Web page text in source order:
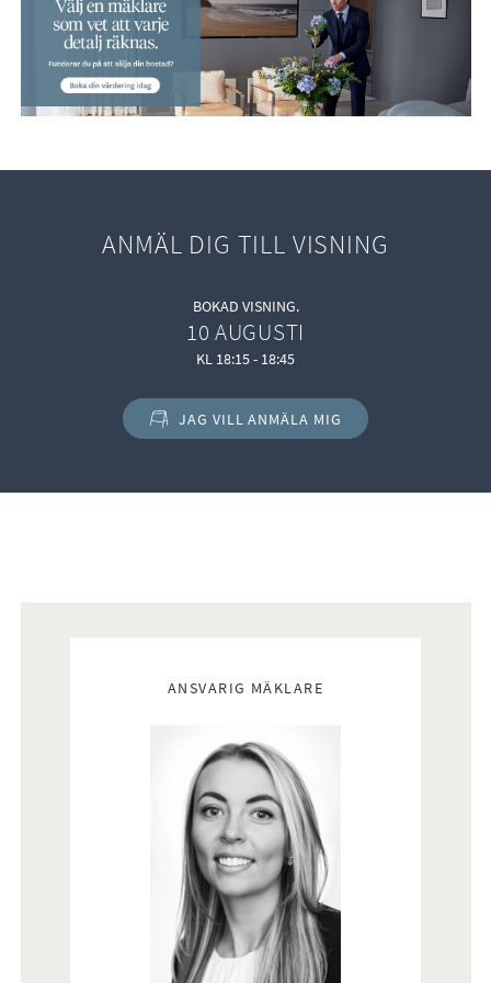
ANMÄL DIG TILL VISNING
BOKAD VISNING.
10 AUGUSTI
KL 18:15 - 18:45
JAG VILL ANMÄLA MIG
ANSVARIG MÄKLARE